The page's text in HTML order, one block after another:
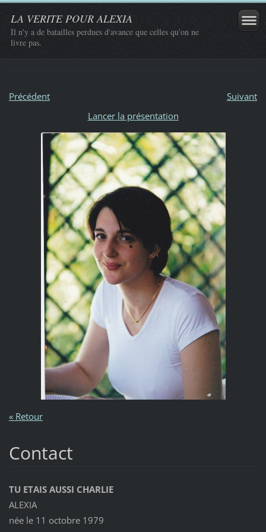
LA VERITE POUR ALEXIA
Il n'y a de batailles perdues d'avance que celles qu'on ne
livre pas.
Précédent
Suivant
Lancer la présentation
« Retour
Contact
TU ETAIS AUSSI CHARLIE
ALEXIA
née le 11 octobre 1979